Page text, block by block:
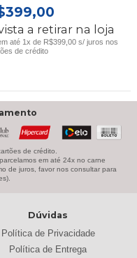
399,00
PREÇO
ATUAL
a retirar na loja
até 1x de R$399,00 s/ juros nos
de crédito
de crédito.
em até 24x no carne
de juros, favor nos consultar para
Dúvidas
Política de Privacidade
Política de Entrega